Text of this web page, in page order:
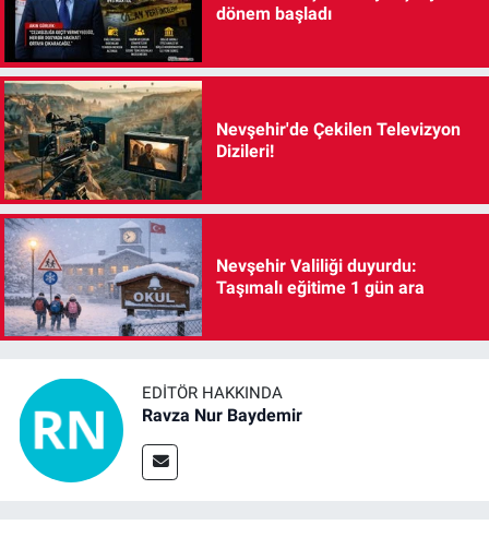
dönem başladı
Nevşehir'de Çekilen Televizyon
Dizileri!
Nevşehir Valiliği duyurdu:
Taşımalı eğitime 1 gün ara
EDITÖR HAKKINDA
Ravza Nur Baydemir